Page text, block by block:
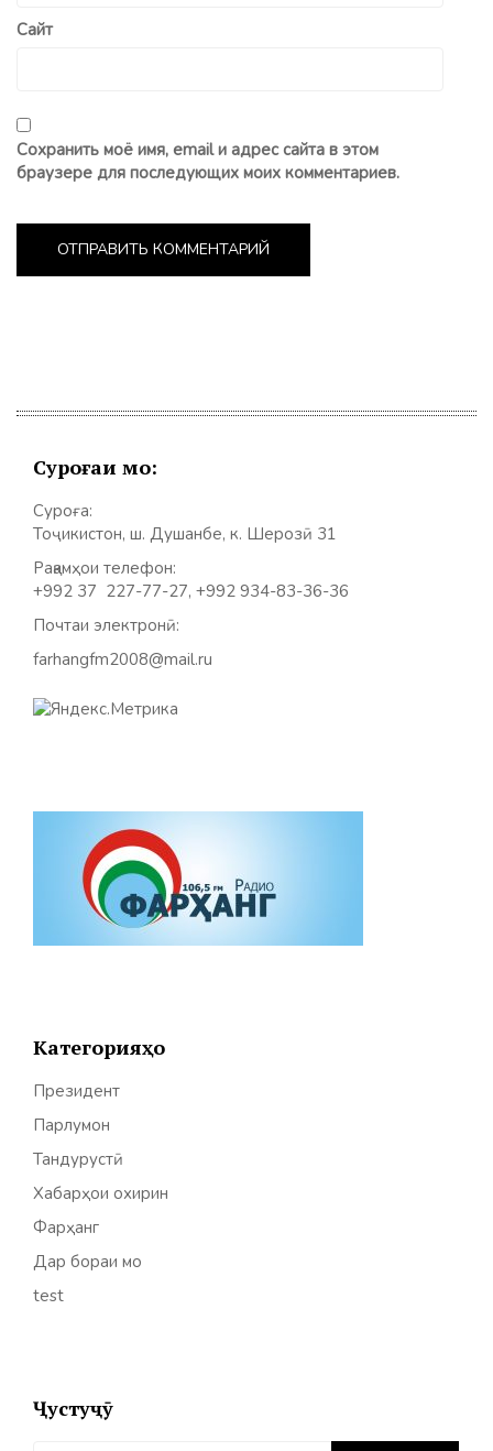
Сайт
Сохранить моё имя, email и адрес сайта в этом
браузере для последующих моих комментариев.
Суроғаи мо:
Суроға:
Тоҷикистон, ш. Душанбе, к. Шерозӣ 31
Рақамҳои телефон:
+992 37 227-77-27, +992 934-83-36-36
Почтаи электронӣ:
farhangfm2008@mail.ru
Категорияҳо
Президент
Парлумон
Тандурустӣ
Хабарҳои охирин
Фарҳанг
Дар бораи мо
test
Ҷустуҷӯ